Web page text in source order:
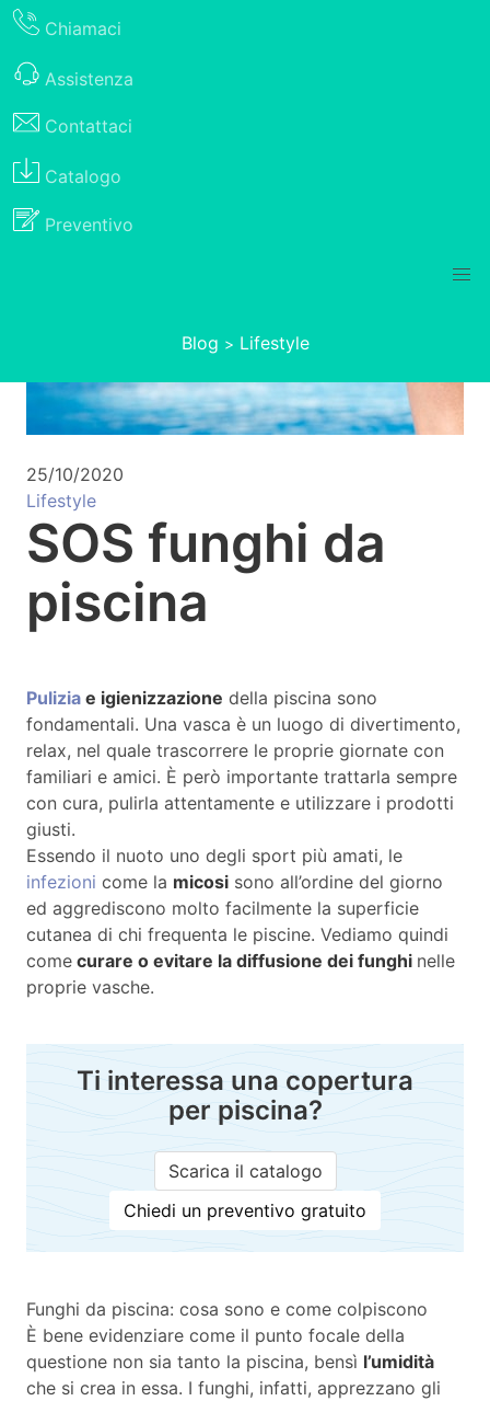
Chiamaci
Assistenza
Contattaci
Catalogo
Preventivo
Blog > Lifestyle
25/10/2020
Lifestyle
SOS funghi da
piscina
Pulizia e igienizzazione della piscina sono
fondamentali. Una vasca è un luogo di divertimento,
relax, nel quale trascorrere le proprie giornate con
familiari e amici. È però importante trattarla sempre
con cura, pulirla attentamente e utilizzare i prodotti
giusti.
Essendo il nuoto uno degli sport più amati, le
infezioni come la micosi sono all’ordine del giorno
ed aggrediscono molto facilmente la superficie
cutanea di chi frequenta le piscine. Vediamo quindi
come curare o evitare la diffusione dei funghi nelle
proprie vasche.
Ti interessa una copertura
per piscina?
Scarica il catalogo
Chiedi un preventivo gratuito
Funghi da piscina: cosa sono e come colpiscono
È bene evidenziare come il punto focale della
questione non sia tanto la piscina, bensì l’umidità
che si crea in essa. I funghi, infatti, apprezzano gli